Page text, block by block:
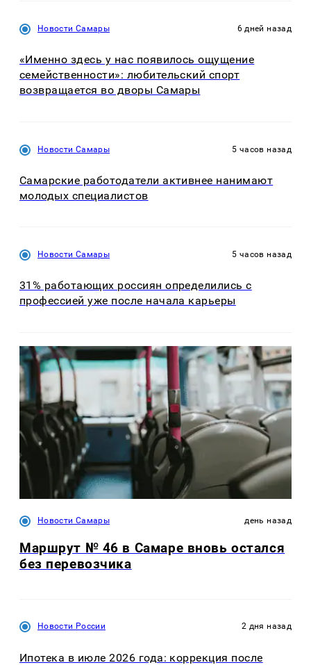
Новости Самары 6 дней назад
«Именно здесь у нас появилось ощущение
семейственности»: любительский спорт
возвращается во дворы Самары
Новости Самары 5 часов назад
Самарские работодатели активнее нанимают
молодых специалистов
Новости Самары 5 часов назад
31% работающих россиян определились с
профессией уже после начала карьеры
Новости Самары день назад
Маршрут № 46 в Самаре вновь остался
без перевозчика
Новости России 2 дня назад
Ипотека в июле 2026 года: коррекция после